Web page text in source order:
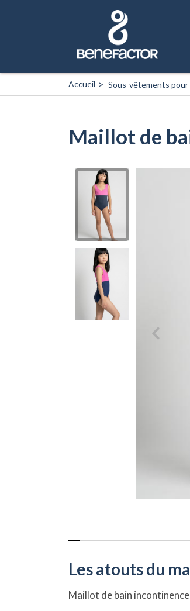
Accueil Sous-vêtements
Maillot de
Les atouts du
Maillot de bain